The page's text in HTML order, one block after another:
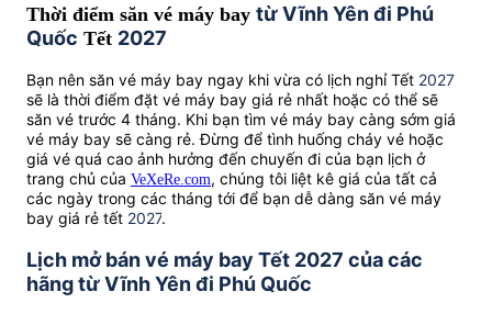
Thời điểm săn vé máy bay từ Vĩnh Yên đi Phú
Quốc Tết 2027
Bạn nên săn vé máy bay ngay khi vừa có lịch nghỉ Tết 2027
sẽ là thời điểm đặt vé máy bay giá rẻ nhất hoặc có thể sẽ
săn vé trước 4 tháng. Khi bạn tìm vé máy bay càng sớm giá
vé máy bay sẽ càng rẻ. Đừng để tình huống cháy vé hoặc
giá vé quá cao ảnh hưởng đến chuyến đi của bạn lịch ở
trang chủ của VeXeRe.com, chúng tôi liệt kê giá của tất cả
các ngày trong các tháng tới để bạn dễ dàng săn vé máy
bay giá rẻ tết 2027.
Lịch mở bán vé máy bay Tết 2027 của các
hãng từ Vĩnh Yên đi Phú Quốc